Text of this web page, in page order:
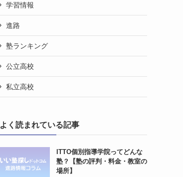
学習情報
進路
塾ランキング
公立高校
私立高校
よく読まれている記事
ITTO個別指導学院ってどんな
塾？【塾の評判・料金・教室の
場所】